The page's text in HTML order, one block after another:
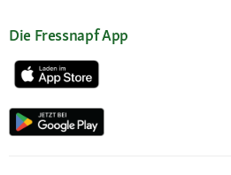
Die Fressnapf App